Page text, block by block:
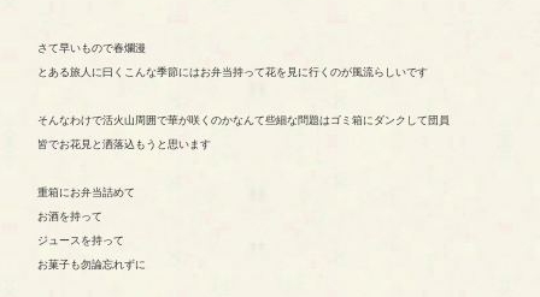
さて早いもので春爛漫
とある旅人に曰くこんな季節にはお弁当持って花を見に行くのが風流らしいです
そんなわけで活火山周囲で華が咲くのかなんて些細な問題はゴミ箱にダンクして団員
皆でお花見と洒落込もうと思います
重箱にお弁当詰めて
お酒を持って
ジュースを持って
お菓子も勿論忘れずに